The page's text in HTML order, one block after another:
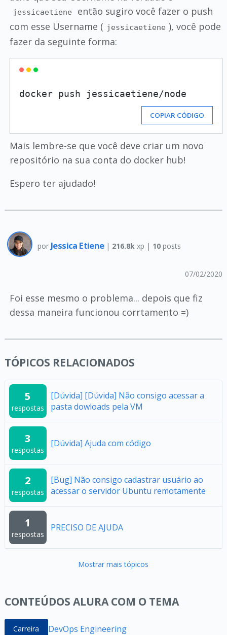
jessicaetiene
então sugiro você fazer o push
com esse Username ( jessicaetiene ), você pode
fazer da seguinte forma:
docker push jessicaetiene/node
COPIAR CÓDIGO
Mais lembre-se que você deve criar um novo
repositório na sua conta do docker hub!
Espero ter ajudado!
por Jessica Etiene | 216.8k xp | 10posts
07/02/2020
Foi esse mesmo o problema... depois que fiz
dessa maneira funcionou corrtamento =)
TÓPICOS RELACIONADOS
5
respostas
[Dúvida] [Dúvida] Não consigo acessar a
pasta dowloads pela VM
3
respostas
[Dúvida] Ajuda com código
2
respostas
[Bug] Não consigo cadastrar usuário ao
acessar o servidor Ubuntu remotamente
1
respostas
PRECISO DE AJUDA
Mostrar mais tópicos
CONTEÚDOS ALURA COM O TEMA
Carreira DevOps Engineering